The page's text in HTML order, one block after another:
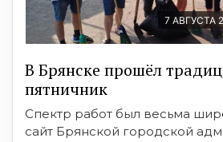
7 АВГУСТА
В Брянске прошёл
пятничник
Спектр работ был весьма
сайт Брянской городской